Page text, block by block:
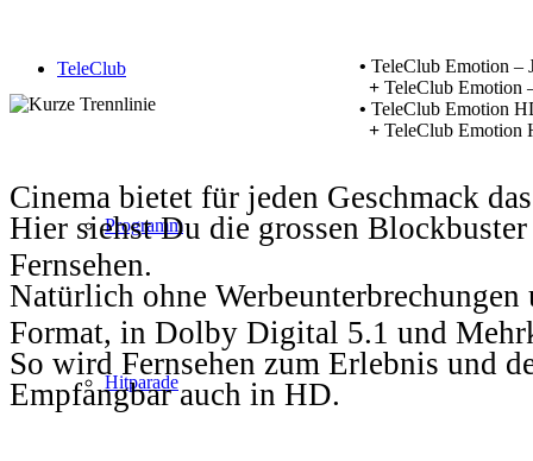
TeleClub
Programm
Hitparade
• TeleClub Emotion –
+ TeleClub Emotion
• TeleClub Emotion
+ TeleClub Emotion
Cinema bietet für jeden Geschmack
Hier siehst Du die grossen
Fernsehen.
Natürlich ohne
Format, in Dolby Digital 5.1 und
So wird Fernsehen zum Erlebnis und
Empfangbar auch in HD.